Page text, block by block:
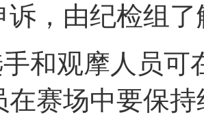
诉，由纪检组
和观摩人员
在赛场中要保